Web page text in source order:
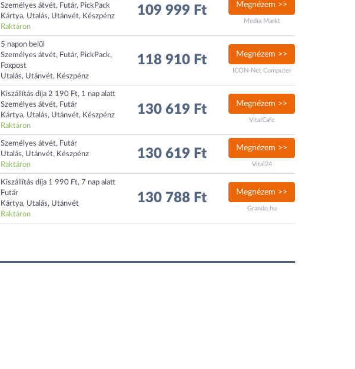
Személyes átvét, Futár, PickPack
Kártya, Utalás, Utánvét, Készpénz
Raktáron
109 999 Ft Megnézem >>
Media Markt
5 napon belül
Személyes átvét, Futár, PickPack,
Foxpost
Utalás, Utánvét, Készpénz
118 910 Ft Megnézem >>
ICON-Net Computer
Kiszállítás díja 2 190 Ft, 1 nap alatt
Személyes átvét, Futár
Kártya, Utalás, Utánvét, Készpénz
Raktáron
130 619 Ft Megnézem >>
VitalCafe
Személyes átvét, Futár
Utalás, Utánvét, Készpénz
Raktáron
130 619 Ft Megnézem >>
Vital24
Kiszállítás díja 1 990 Ft, 7 nap alatt
Futár
Kártya, Utalás, Utánvét
Raktáron
130 788 Ft Megnézem >>
Grando.hu